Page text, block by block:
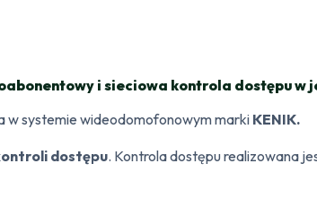
i sieciowa kontrola dostępu w
w systemie wideodomofonowym markiKENIK.
dostępu. Kontrola dostępu realizowana